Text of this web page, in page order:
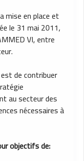
mise en place et
le 31 mai 2011,
VI, entre
de contribuer
au secteur des
nécessaires à
objectifs de: